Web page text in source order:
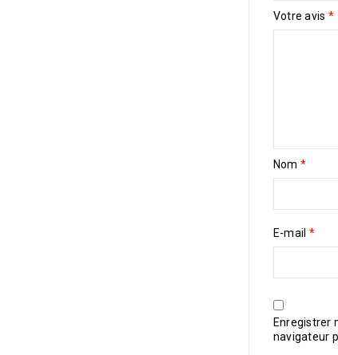
Votre avis *
Nom *
E-mail *
Enregistrer
navigateur